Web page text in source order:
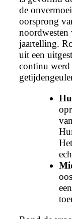
de
oorsprong
jaartelling.
uit een
continu werd